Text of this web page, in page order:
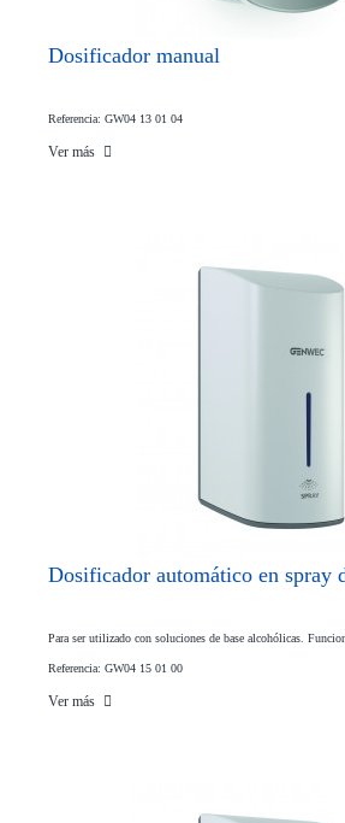
Dosificador manual
Referencia: GW04 13 01 04
Ver más
Dosificador automático en spray
Para ser utilizado con soluciones de base alcohólicas.
Referencia: GW04 15 01 00
Ver más